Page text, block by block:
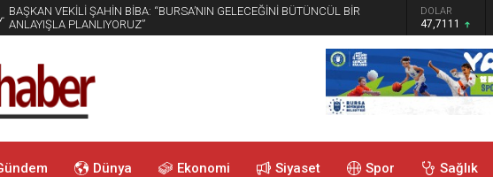
BAŞKAN VEKİLİ ŞAHİN BİBA: “BURSA’NIN GELECEĞİNİ BÜTÜNCÜL BİR
ANLAYIŞLA PLANLIYORUZ”
GRAM ALTIN DOLAR
47,7111
Dünya Ekonomi Siyaset Spor Sağlık